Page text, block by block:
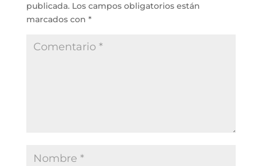
publicada. Los campos obligatorios están
marcados con *